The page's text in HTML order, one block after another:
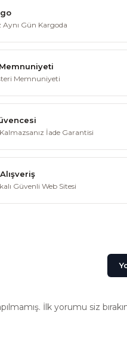
Aynı Gün Kargoda
Memnuniyeti
İade Garantisi
Güvenli Web Sitesi
İlk yorumu siz